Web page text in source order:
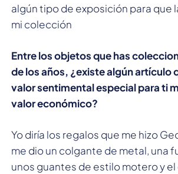
algún tipo de exposición para que
mi colección
Entre los objetos que has
de los años, ¿existe algún artículo
valor sentimental especial para ti
valor económico?
Yo diría los regalos que me hizo
me dio un colgante de metal, una
unos guantes de estilo motero y